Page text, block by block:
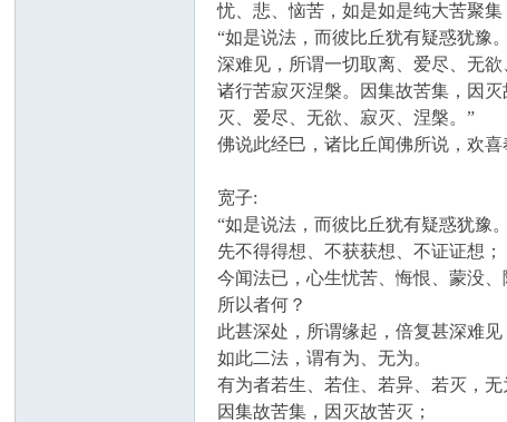
忧、悲、恼苦，如是如是纯大苦聚集
“如是说法，而彼比丘犹有疑惑犹豫
深难见，所谓一切取离、爱尽、无
诸行苦寂灭涅槃。因集故苦集，因
灭、爱尽、无欲、寂灭、涅槃。”
佛说此经巳，诸比丘闻佛所说，欢喜
宽子:
“如是说法，而彼比丘犹有疑惑犹豫。
先不得得想、不获获想、不证证想；
今闻法已，心生忧苦、悔恨、蒙没、
所以者何？
此甚深处，所谓缘起，倍复甚深难
如此二法，谓有为、无为。
有为者若生、若住、若异、若灭，
因集故苦集，因灭故苦灭；